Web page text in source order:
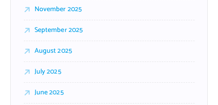
November 2025
September 2025
August 2025
July 2025
June 2025